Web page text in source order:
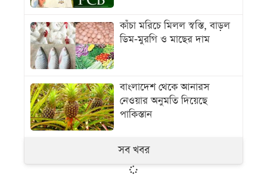
কাঁচা মরিচে মিলল স্বস্তি, বাড়ল
ডিম-মুরগি ও মাছের দাম
বাংলাদেশ থেকে আনারস
নেওয়ার অনুমতি দিয়েছে
পাকিস্তান
সব খবর